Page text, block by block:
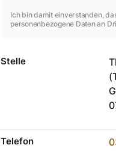
Ich bin damit einverstanden,
personenbezogene Daten an
Stelle
Telefon